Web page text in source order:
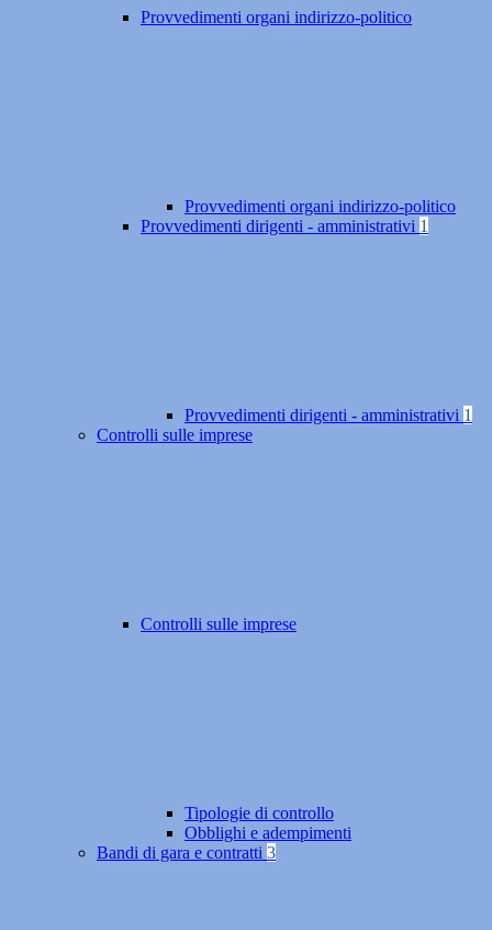
Provvedimenti organi indirizzo-politico
Provvedimenti organi indirizzo-politico
Provvedimenti dirigenti - amministrativi 1
Provvedimenti dirigenti - amministrativi 1
Controlli sulle imprese
Controlli sulle imprese
Tipologie di controllo
Obblighi e adempimenti
Bandi di gara e contratti 3